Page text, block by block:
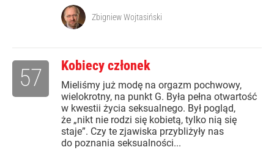
Zbigniew Wojtasiński
Kobiecy członek
Mieliśmy już modę na orgazm pochwowy,
wielokrotny, na punkt G. Była pełna otwartość
w kwestii życia seksualnego. Był pogląd,
że „nikt nie rodzi się kobietą, tylko nią się
staje”. Czy te zjawiska przybliżyły nas
do poznania seksualności...
57